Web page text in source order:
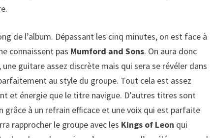
de l’album. Dépassant les cinq minutes, on est face à
connaissent pas Mumford and Sons. On aura donc
guitare assez discrète mais qui sera se révéler dans
au style du groupe. Tout cela est assez
et énergie que le titre navigue. D’autres titres sont
grâce à un refrain efficace et une voix qui est parfaite
rapprocher le groupe avec les Kings of Leon qui